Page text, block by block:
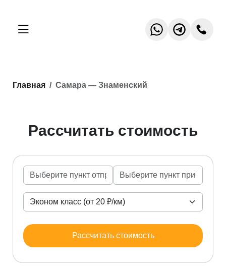
Главная Самара — Знаменский
Рассчитать стоимость
Рассчитать стоимость